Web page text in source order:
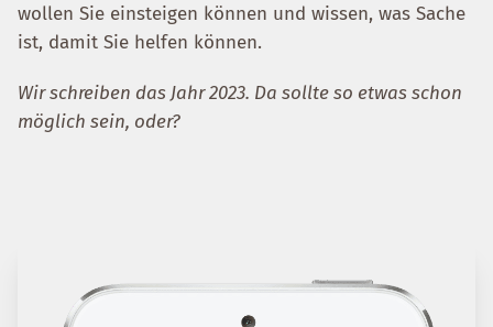
wollen Sie einsteigen können und wissen, was Sache
ist, damit Sie helfen können.
Wir schreiben das Jahr 2023. Da sollte so etwas schon
möglich sein, oder?